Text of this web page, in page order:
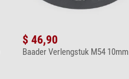
$ 46,90
Baader Verlengstuk M54 10mm